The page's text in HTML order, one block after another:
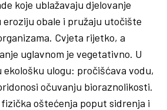
koje ublažavaju djelovanje
eroziju obale i pružaju utočište
Cvjeta rijetko, a
uglavnom je vegetativno. U
ulogu: pročišćava vodu,
očuvanju bioraznolikosti.
oštećenja poput sidrenja i